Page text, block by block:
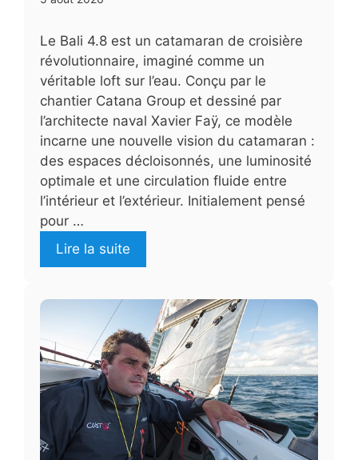
Le Bali 4.8 est un catamaran de croisière
révolutionnaire, imaginé comme un
véritable loft sur l’eau. Conçu par le
chantier Catana Group et dessiné par
l’architecte naval Xavier Faÿ, ce modèle
incarne une nouvelle vision du catamaran :
des espaces décloisonnés, une luminosité
optimale et une circulation fluide entre
l’intérieur et l’extérieur. Initialement pensé
pour …
Lire la suite